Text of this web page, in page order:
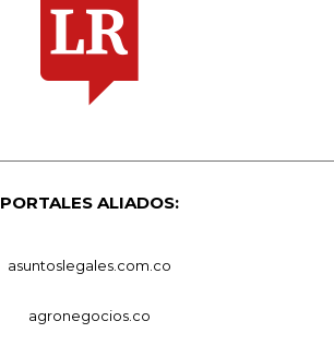
PORTALES ALIADOS:
asuntoslegales.com.co
agronegocios.co